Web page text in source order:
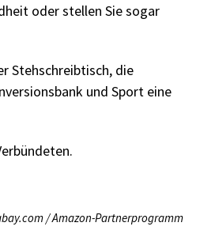
oder stellen Sie sogar
Stehschreibtisch, die
und Sport eine
/ Amazon-Partnerprogramm